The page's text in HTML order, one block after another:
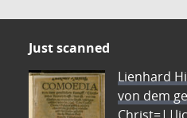
Just scanned
Lienhard
von dem